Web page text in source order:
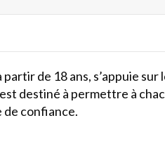
de 18 ans, s’appuie
destiné à permettre à
de confiance.